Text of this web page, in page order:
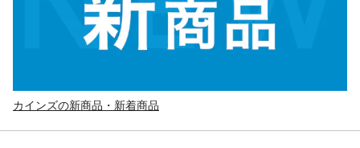
カインズの新商品・新着商品